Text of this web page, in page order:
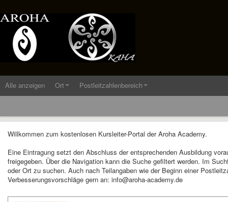
Alle anzeigen Ort Postleitzahlenbereich
Willkommen zum kostenlosen Kursleiter-Portal der Aroha Academy.
Eine Eintragung setzt den Abschluss der entsprechenden Ausbildung
freigegeben. Über die Navigation kann die Suche gefiltert werden. Im
oder Ort zu suchen. Auch nach Teilangaben wie der Beginn einer
Verbesserungsvorschläge gern an: info@aroha-academy.de